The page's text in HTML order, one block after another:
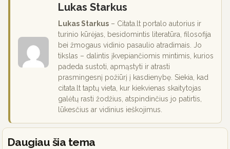
Lukas Starkus
Lukas Starkus – Citata.lt portalo autorius ir
turinio kūrėjas, besidomintis literatūra, filosofija
bei žmogaus vidinio pasaulio atradimais. Jo
tikslas – dalintis įkvepiančiomis mintimis, kurios
padeda sustoti, apmąstyti ir atrasti
prasmingesnį požiūrį į kasdienybę. Siekia, kad
citata.lt taptų vieta, kur kiekvienas skaitytojas
galėtų rasti žodžius, atspindinčius jo patirtis,
lūkesčius ar vidinius ieškojimus.
Daugiau šia tema